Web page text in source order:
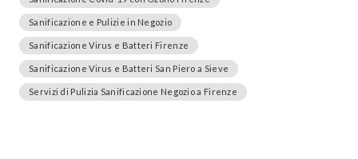
Sanificazione e Pulizie in Negozio
Sanificazione Virus e Batteri Firenze
Sanificazione Virus e Batteri San Piero a Sieve
Servizi di Pulizia Sanificazione Negozio a Firenze